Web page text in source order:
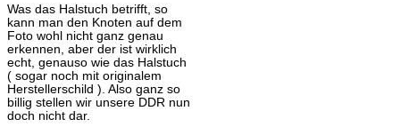
Was das Halstuch betrifft, so
kann man den Knoten auf dem
Foto wohl nicht ganz genau
erkennen, aber der ist wirklich
echt, genauso wie das Halstuch
( sogar noch mit originalem
Herstellerschild ). Also ganz so
billig stellen wir unsere DDR nun
doch nicht dar.